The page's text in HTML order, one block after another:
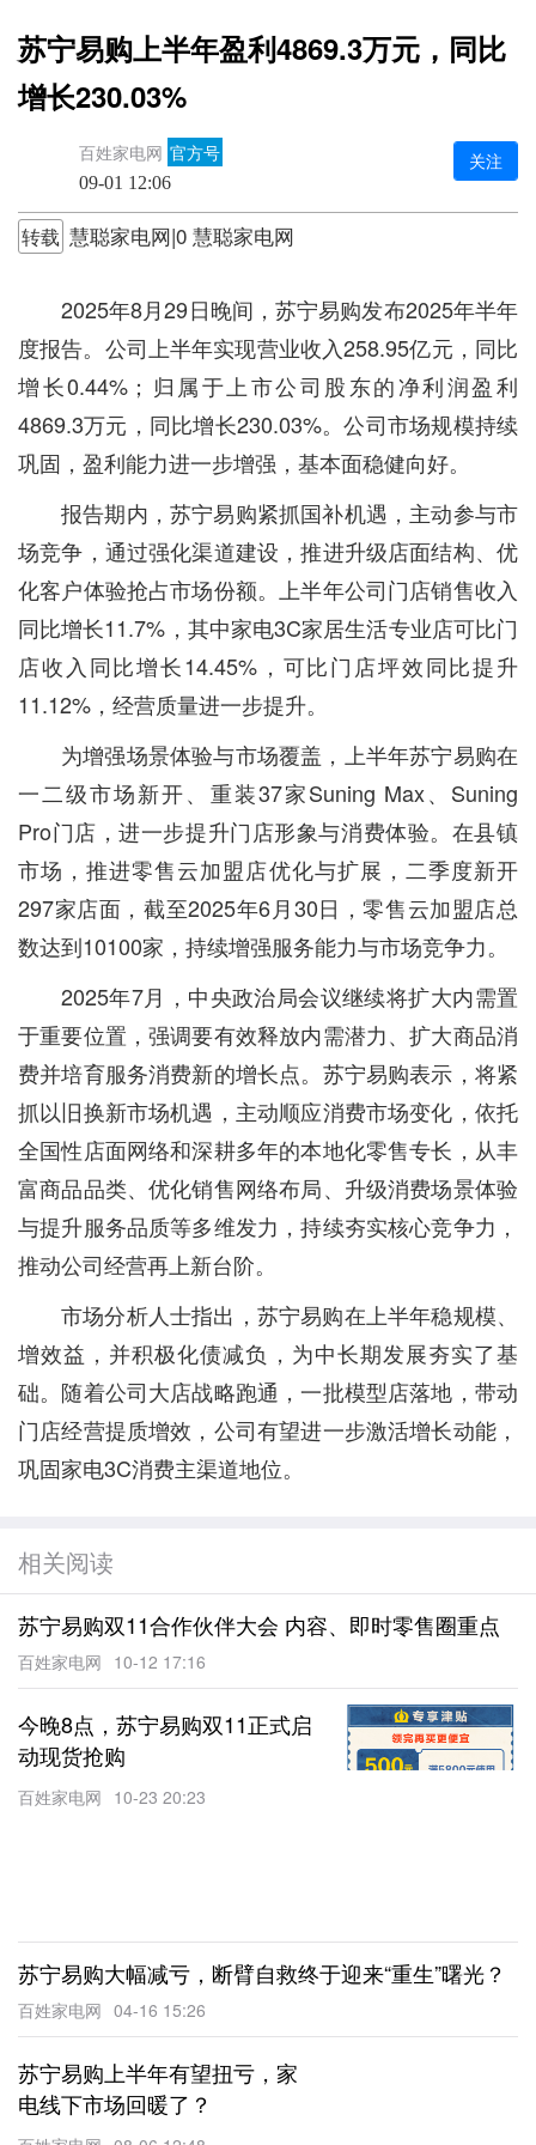
苏宁易购上半年盈利4869.3万元，同比
增长230.03%
百姓家电网 官方号
09-01 12:06
关注
转载 慧聪家电网|0 慧聪家电网
2025年8月29日晚间，苏宁易购发布2025年半年
度报告。公司上半年实现营业收入258.95亿元，同比
增长0.44%；归属于上市公司股东的净利润盈利
4869.3万元，同比增长230.03%。公司市场规模持续
巩固，盈利能力进一步增强，基本面稳健向好。
报告期内，苏宁易购紧抓国补机遇，主动参与市
场竞争，通过强化渠道建设，推进升级店面结构、优
化客户体验抢占市场份额。上半年公司门店销售收入
同比增长11.7%，其中家电3C家居生活专业店可比门
店收入同比增长14.45%，可比门店坪效同比提升
11.12%，经营质量进一步提升。
为增强场景体验与市场覆盖，上半年苏宁易购在
一二级市场新开、重装37家Suning Max、Suning
Pro门店，进一步提升门店形象与消费体验。在县镇
市场，推进零售云加盟店优化与扩展，二季度新开
297家店面，截至2025年6月30日，零售云加盟店总
数达到10100家，持续增强服务能力与市场竞争力。
2025年7月，中央政治局会议继续将扩大内需置
于重要位置，强调要有效释放内需潜力、扩大商品消
费并培育服务消费新的增长点。苏宁易购表示，将紧
抓以旧换新市场机遇，主动顺应消费市场变化，依托
全国性店面网络和深耕多年的本地化零售专长，从丰
富商品品类、优化销售网络布局、升级消费场景体验
与提升服务品质等多维发力，持续夯实核心竞争力，
推动公司经营再上新台阶。
市场分析人士指出，苏宁易购在上半年稳规模、
增效益，并积极化债减负，为中长期发展夯实了基
础。随着公司大店战略跑通，一批模型店落地，带动
门店经营提质增效，公司有望进一步激活增长动能，
巩固家电3C消费主渠道地位。
相关阅读
苏宁易购双11合作伙伴大会 内容、即时零售圈重点
百姓家电网 10-12 17:16
今晚8点，苏宁易购双11正式启
动现货抢购
百姓家电网 10-23 20:23
苏宁易购大幅减亏，断臂自救终于迎来“重生”曙光？
百姓家电网 04-16 15:26
苏宁易购上半年有望扭亏，家
电线下市场回暖了？